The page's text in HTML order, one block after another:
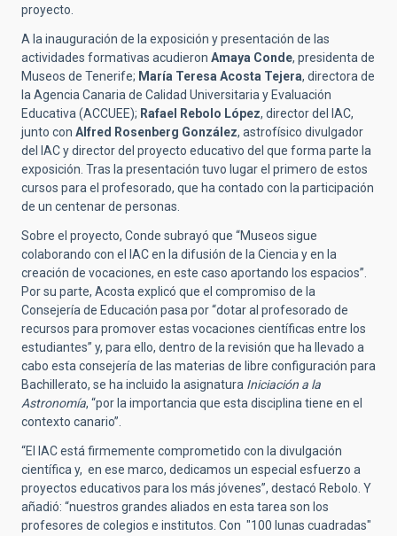
proyecto.
A la inauguración de la exposición y presentación de las
actividades formativas acudieron Amaya Conde, presidenta de
Museos de Tenerife; María Teresa Acosta Tejera, directora de
la Agencia Canaria de Calidad Universitaria y Evaluación
Educativa (ACCUEE); Rafael Rebolo López, director del IAC,
junto con Alfred Rosenberg González, astrofísico divulgador
del IAC y director del proyecto educativo del que forma parte la
exposición. Tras la presentación tuvo lugar el primero de estos
cursos para el profesorado, que ha contado con la participación
de un centenar de personas.
Sobre el proyecto, Conde subrayó que “Museos sigue
colaborando con el IAC en la difusión de la Ciencia y en la
creación de vocaciones, en este caso aportando los espacios”.
Por su parte, Acosta explicó que el compromiso de la
Consejería de Educación pasa por “dotar al profesorado de
recursos para promover estas vocaciones científicas entre los
estudiantes” y, para ello, dentro de la revisión que ha llevado a
cabo esta consejería de las materias de libre configuración para
Bachillerato, se ha incluido la asignatura Iniciación a la
Astronomía, “por la importancia que esta disciplina tiene en el
contexto canario”.
“El IAC está firmemente comprometido con la divulgación
científica y, en ese marco, dedicamos un especial esfuerzo a
proyectos educativos para los más jóvenes”, destacó Rebolo. Y
añadió: “nuestros grandes aliados en esta tarea son los
profesores de colegios e institutos. Con "100 lunas cuadradas"